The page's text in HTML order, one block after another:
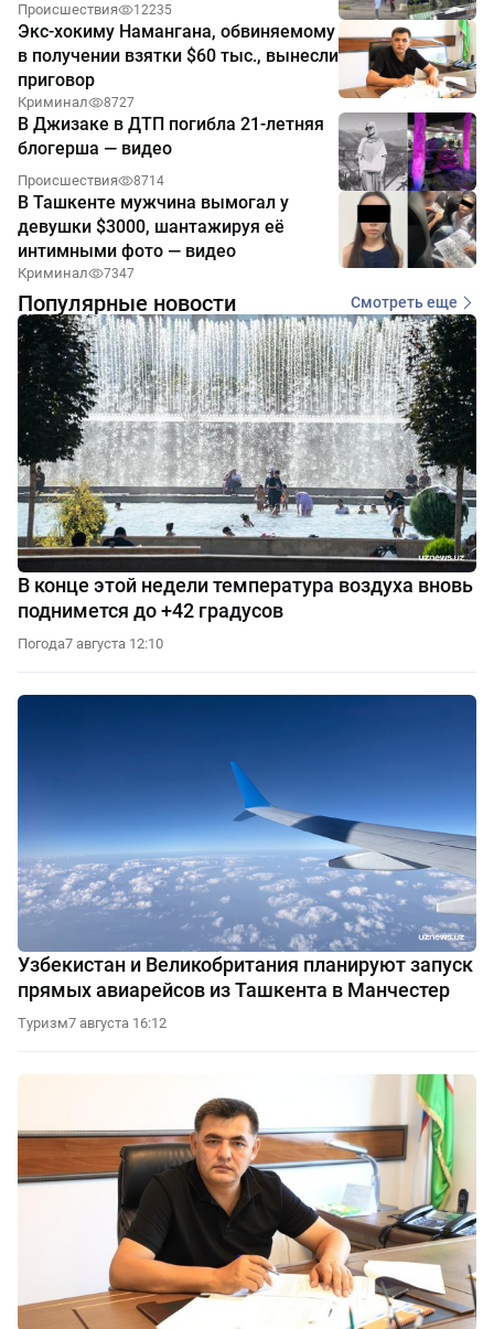
Происшествия 12235
Экс-хокиму Намангана, обвиняемому
в получении взятки $60 тыс., вынесли
приговор
Криминал 8727
В Джизаке в ДТП погибла 21-летняя
блогерша — видео
Происшествия 8714
В Ташкенте мужчина вымогал у
девушки $3000, шантажируя её
интимными фото — видео
Криминал 7347
Популярные новости Смотреть еще
В конце этой недели температура воздуха вновь
поднимется до +42 градусов
Погода7 августа 12:10
Узбекистан и Великобритания планируют запуск
прямых авиарейсов из Ташкента в Манчестер
Туризм7 августа 16:12